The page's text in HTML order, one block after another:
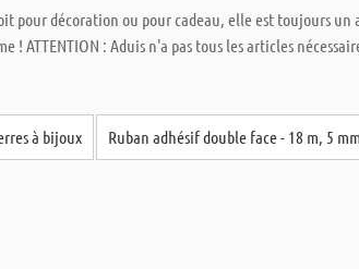
pour décoration ou pour cadeau, elle est toujours
ATTENTION : Aduis n'a pas tous les articles
à bijoux Ruban adhésif double face - 18 m, 5 mm